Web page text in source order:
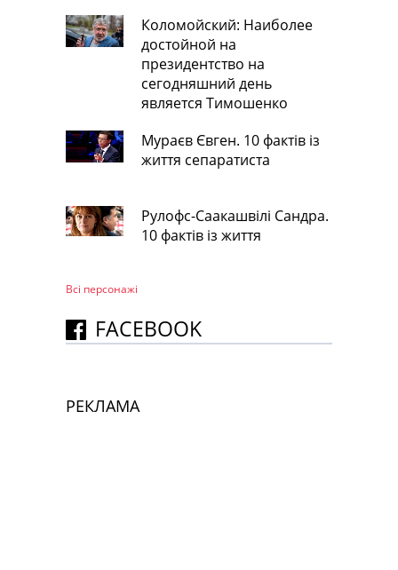
Коломойский: Наиболее
достойной на
президентство на
сегодняшний день
является Тимошенко
Мураєв Євген. 10 фактів із
життя сепаратиста
Рулофс-Саакашвілі Сандра.
10 фактів із життя
Всі персонажi
FACEBOOK
РЕКЛАМА